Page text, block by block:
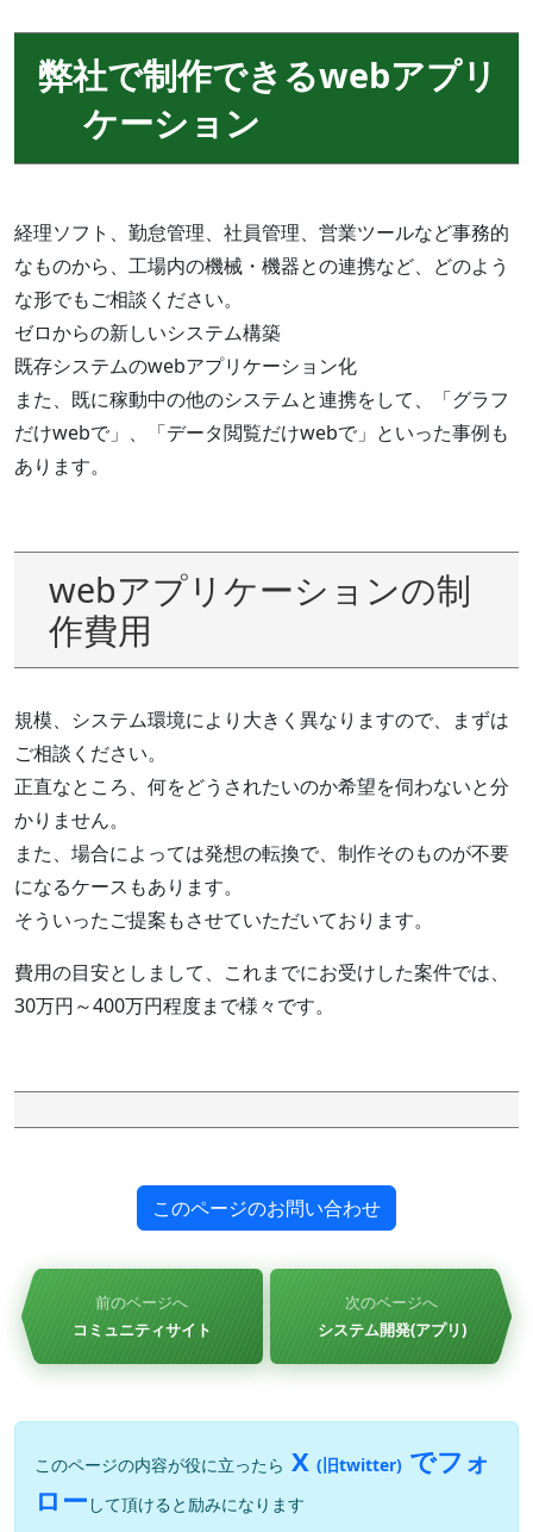
弊社で制作できるwebアプリ
ケーション
経理ソフト、勤怠管理、社員管理、営業ツールなど事務的
なものから、工場内の機械・機器との連携など、どのよう
な形でもご相談ください。
ゼロからの新しいシステム構築
既存システムのwebアプリケーション化
また、既に稼動中の他のシステムと連携をして、「グラフ
だけwebで」、「データ閲覧だけwebで」といった事例も
あります。
webアプリケーションの制
作費用
規模、システム環境により大きく異なりますので、まずは
ご相談ください。
正直なところ、何をどうされたいのか希望を伺わないと分
かりません。
また、場合によっては発想の転換で、制作そのものが不要
になるケースもあります。
そういったご提案もさせていただいております。
費用の目安としまして、これまでにお受けした案件では、
30万円～400万円程度まで様々です。
このページのお問い合わせ
前のページへ
コミュニティサイト
次のページへ
システム開発(アプリ)
このページの内容が役に立ったら X (旧twitter) でフォ
ロー して頂けると励みになります